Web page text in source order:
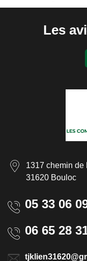
Les
1317 chemin de
31620 Bouloc
05 33 06
06 65 28